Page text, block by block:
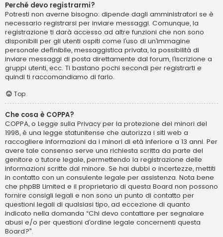
Perché devo registrarmi?
Potresti non averne bisogno: dipende dagli amministratori se è
necessario registrarsi per inviare messaggi. Comunque, la
registrazione ti darà accesso ad altre funzioni che non sono
disponibili per gli utenti ospiti come l’uso di un’immagine
personale definibile, messaggistica privata, la possibilità di
inviare messaggi di posta direttamente dal forum, l’iscrizione a
gruppi utenti, ecc. Ti bastano pochi secondi per registrarti e
quindi ti raccomandiamo di farlo.
Top
Che cosa è COPPA?
COPPA, o Legge sulla Privacy per la protezione dei minori del
1998, è una legge statunitense che autorizza i siti web a
raccogliere informazioni da i minori di età inferiore a 13 anni. Per
avere tale consenso serve una richiesta scritta da parte del
genitore o tutore legale, permettendo la registrazione delle
informazioni scritte dal minore. Se hai dubbi o incertezze, mettiti
in contatto con un consulente legale per assistenza. Nota bene
che phpBB Limited e il proprietario di questa Board non possono
fornire consigli legali e non sono un punto di contatto per
questioni legali di qualsiasi tipo, ad eccezione di quanto
indicato nella domanda “Chi devo contattare per segnalare
abusi e/o per questioni d’ordine legale concernenti questa
Board?”.